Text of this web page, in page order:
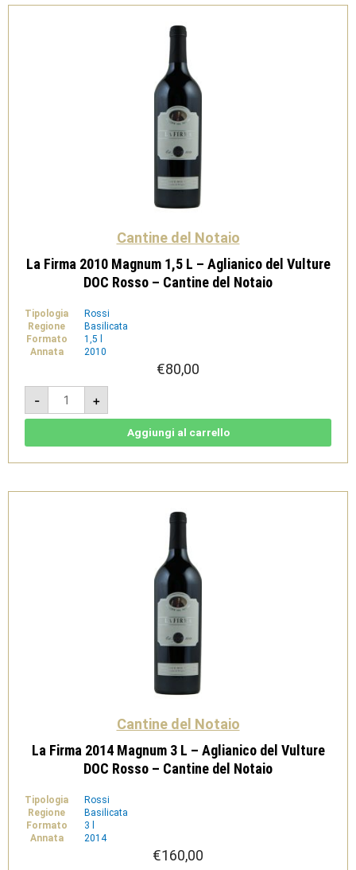
Cantine
Cantine del Notaio
La Firma 2010 Magnum 1,5 L – Aglianico del Vulture
DOC Rosso – Cantine del Notaio
Tipologia
Rossi
Regione
Basilicata
Formato
1,5 l
Annata
2010
€80,00
-
La
Firma
2010
Magnum
Aglianico
DOC
+
Aggiungi al carrello
Cantine del Notaio
La Firma 2014 Magnum 3 L – Aglianico del Vulture
DOC Rosso – Cantine del Notaio
Tipologia
Rossi
Regione
Basilicata
Formato
3 l
Annata
2014
€160,00